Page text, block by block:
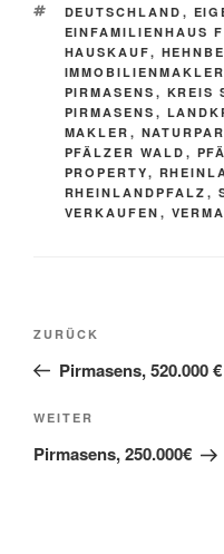
SCHLAGWÖRTER
DEUTSCHLAND ,
EINFAMILIENHAUS
HAUSKAUF,
IMMOBILIENMAKLER
PIRMASENS , KREIS
PIRMASENS ,
MAKLER ,
PFÄLZER WALD ,
PROPERTY,
RHEINLANDPFALZ ,
VERKAUFEN ,
Beitragsnavigation
Vorheriger
Beitrag
ZURÜCK
Pirmasens, 520.000 €
Nächster
Beitrag
WEITER
Pirmasens, 250.000€